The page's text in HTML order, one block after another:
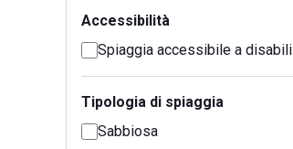
Accessibilità
Spiaggia accessibile a disabili
Tipologia di spiaggia
Sabbiosa